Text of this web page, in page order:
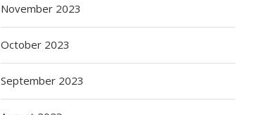
November 2023
October 2023
September 2023